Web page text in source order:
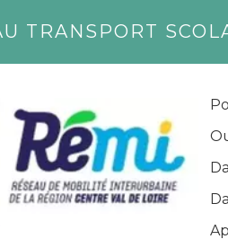
TRANSPORT